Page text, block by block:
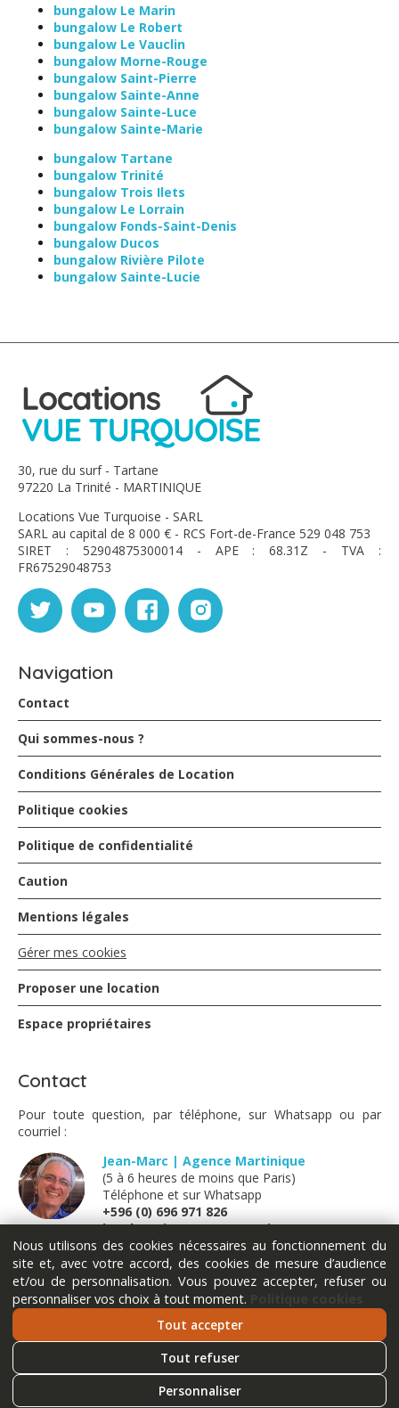
bungalow Le Marin
bungalow Le Robert
bungalow Le Vauclin
bungalow Morne-Rouge
bungalow Saint-Pierre
bungalow Sainte-Anne
bungalow Sainte-Luce
bungalow Sainte-Marie
bungalow Tartane
bungalow Trinité
bungalow Trois Ilets
bungalow Le Lorrain
bungalow Fonds-Saint-Denis
bungalow Ducos
bungalow Rivière Pilote
bungalow Sainte-Lucie
30, rue du surf - Tartane
97220 La Trinité - MARTINIQUE
Locations Vue Turquoise - SARL
SARL au capital de 8 000 € - RCS Fort-de-France 529 048 753
SIRET : 52904875300014 - APE : 68.31Z - TVA :
FR67529048753
Navigation
Contact
Qui sommes-nous ?
Conditions Générales de Location
Politique cookies
Politique de confidentialité
Caution
Mentions légales
Gérer mes cookies
Proposer une location
Espace propriétaires
Contact
Pour toute question, par téléphone, sur Whatsapp ou par
courriel :
Jean-Marc | Agence Martinique
(5 à 6 heures de moins que Paris)
Téléphone et sur Whatsapp
+596 (0) 696 971 826
jm@locations-vue-turquoise.com
Marion | France métropolitaine
(Lundi - Mardi - Jeudi - Vendredi)
Téléphone et sur Whatsapp
+33 (0) 611 289 121
marion@locations-vue-turquoise.com
Nous utilisons des cookies nécessaires au fonctionnement du
site et, avec votre accord, des cookies de mesure d’audience
et/ou de personnalisation. Vous pouvez accepter, refuser ou
personnaliser vos choix à tout moment.
Tout accepter
Tout refuser
Personnaliser